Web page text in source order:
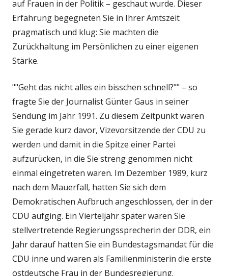
auf Frauen in der Politik – geschaut wurde. Dieser
Erfahrung begegneten Sie in Ihrer Amtszeit
pragmatisch und klug: Sie machten die
Zurückhaltung im Persönlichen zu einer eigenen
Stärke.
""Geht das nicht alles ein bisschen schnell?"" – so
fragte Sie der Journalist Günter Gaus in seiner
Sendung im Jahr 1991. Zu diesem Zeitpunkt waren
Sie gerade kurz davor, Vizevorsitzende der CDU zu
werden und damit in die Spitze einer Partei
aufzurücken, in die Sie streng genommen nicht
einmal eingetreten waren. Im Dezember 1989, kurz
nach dem Mauerfall, hatten Sie sich dem
Demokratischen Aufbruch angeschlossen, der in der
CDU aufging. Ein Vierteljahr später waren Sie
stellvertretende Regierungssprecherin der DDR, ein
Jahr darauf hatten Sie ein Bundestagsmandat für die
CDU inne und waren als Familienministerin die erste
ostdeutsche Frau in der Bundesregierung.